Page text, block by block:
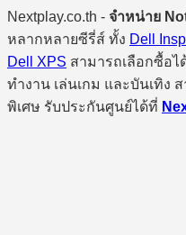
Nextplay.co.th - จำหน่าย
หลากหลายซีรี่ส์ ทั้ง Dell
Dell XPS สามารถเลือกซื้อ
ทำงาน เล่นเกม และบันเทิง
พิเศษ รับประกันศูนย์ได้ที่